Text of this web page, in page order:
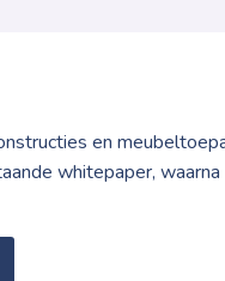
en
whitepaper,